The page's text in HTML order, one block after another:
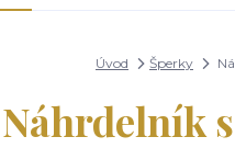
Úvod Šperky
Náhrdelník